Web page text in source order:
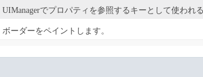
UIManagerでプロパティを参照するキーとして使われ
ボーダーをペイントします。